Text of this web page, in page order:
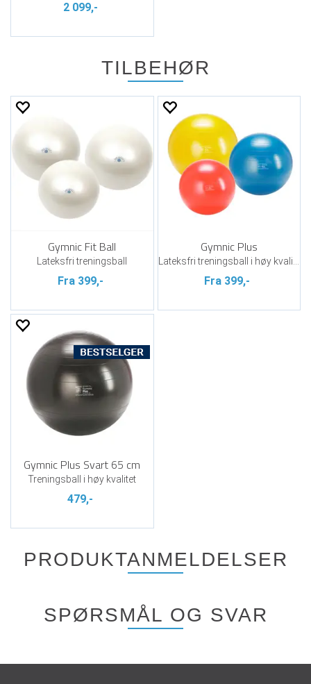
2 099,-
TILBEHØR
Gymnic Fit Ball
Lateksfri treningsball
Fra 399,-
Gymnic Plus
Fra 399,-
Gymnic Plus Svart 65 cm
Treningsball i høy kvalitet
479,-
PRODUKTANMELDELSER
SPØRSMÅL OG SVAR